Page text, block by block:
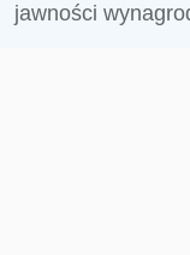
jawności